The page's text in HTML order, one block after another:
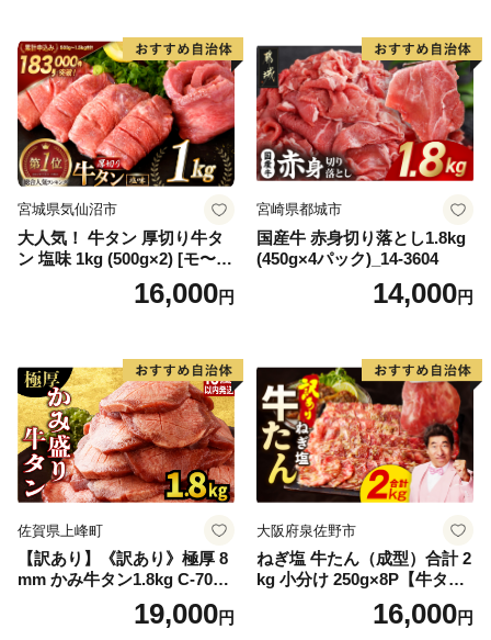
宮城県気仙沼市
大人気！ 牛タン 厚切り牛タ
ン 塩味 1kg (500g×2) [モ〜ラ
ンド 宮城県 気仙沼市 205646
60] 肉 牛肉 精肉 牛たん 牛タ
厚切り タン
16,000円
宮崎県都城市
国産牛 赤身切り落とし1.8kg
(450g×4パック)_14-3604
14,000円
佐賀県上峰町
【訳あり】《訳あり》極厚 8
mm かみ牛タン1.8kg C-709-
19,000円
大阪府泉佐野市
ねぎ塩 牛たん（成型）合計 2
kg 小分け 250g×8P【牛タン
牛肉 焼肉用 薄切り 訳あり サ
16,000円